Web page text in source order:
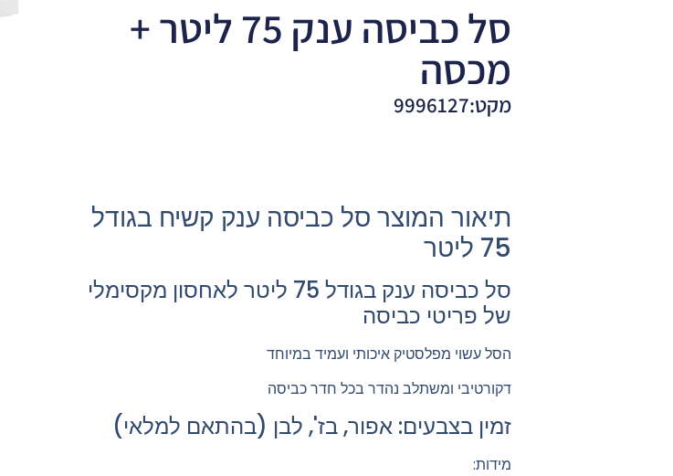
סל כביסה ענק 75 ליטר +
מכסה
מקט:9996127
תיאור המוצר סל כביסה ענק קשיח בגודל
75 ליטר
סל כביסה ענק בגודל 75 ליטר לאחסון מקסימלי
של פריטי כביסה
הסל עשוי מפלסטיק איכותי ועמיד במיוחד
דקורטיבי ומשתלב נהדר בכל חדר כביסה
זמין בצבעים: אפור, בז', לבן (בהתאם למלאי)
מידות: